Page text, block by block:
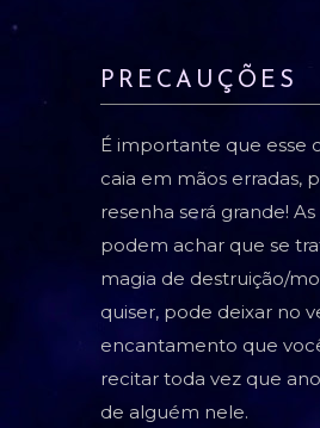
PRECAUÇÕES
É importante que esse
caia em mãos erradas,
resenha será grande!
podem achar que se
magia de destruição/
quiser, pode deixar no
encantamento que
recitar toda vez que
de alguém nele.